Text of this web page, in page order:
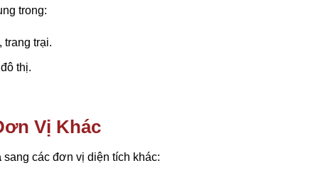
trong:
trang trại.
thị.
Vị Khác
sang các đơn vị diện tích khác: